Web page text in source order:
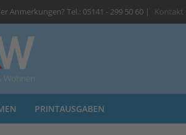
Anmerkungen? Tel.: 05141 - 299 50 60 | Kontakt
PRINTAUSGABEN